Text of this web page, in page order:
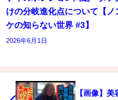
けの分岐進化点について【ノ
ケの知らない世界 #3】
2026年6月1日
【画像】